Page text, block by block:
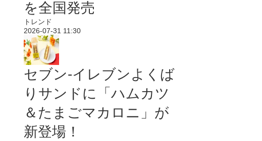
を全国発売
トレンド
2026-07-31 11:30
セブン‐イレブンよくば
りサンドに「ハムカツ
＆たまごマカロニ」が
新登場！